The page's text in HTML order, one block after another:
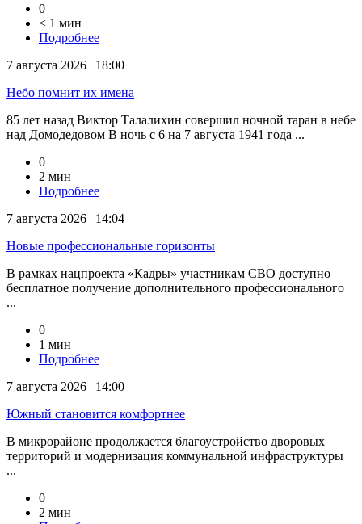
0
< 1 мин
Подробнее
7 августа 2026 | 18:00
Небо помнит их имена
85 лет назад Виктор Талалихин совершил ночной таран в небе
над Домодедовом В ночь с 6 на 7 августа 1941 года ...
0
2 мин
Подробнее
7 августа 2026 | 14:04
Новые профессиональные горизонты
В рамках нацпроекта «Кадры» участникам СВО доступно
бесплатное получение дополнительного профессионального
...
0
1 мин
Подробнее
7 августа 2026 | 14:00
Южный становится комфортнее
В микрорайоне продолжается благоустройство дворовых
территорий и модернизация коммунальной инфраструктуры
...
0
2 мин